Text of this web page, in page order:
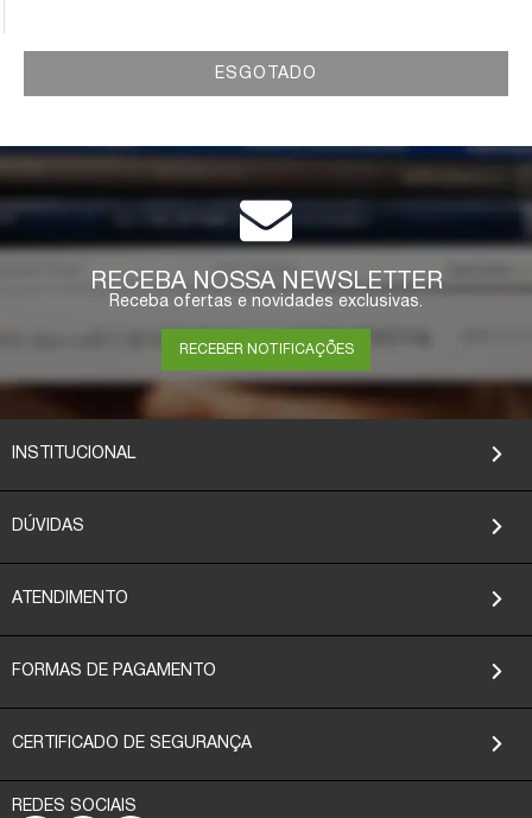
ESGOTADO
RECEBA NOSSA NEWSLETTER
Receba ofertas e novidades exclusivas.
RECEBER NOTIFICAÇÕES
INSTITUCIONAL
DÚVIDAS
ATENDIMENTO
FORMAS DE PAGAMENTO
CERTIFICADO DE SEGURANÇA